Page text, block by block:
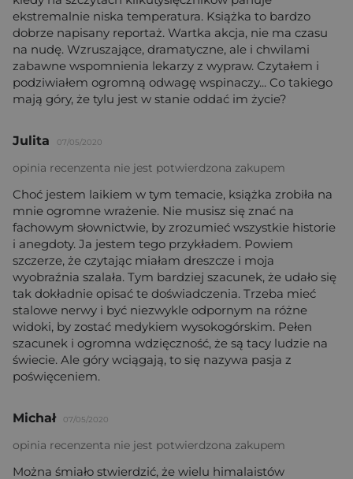
ekstremalnie niska temperatura. Książka to bardzo
dobrze napisany reportaż. Wartka akcja, nie ma czasu
na nudę. Wzruszające, dramatyczne, ale i chwilami
zabawne wspomnienia lekarzy z wypraw. Czytałem i
podziwiałem ogromną odwagę wspinaczy... Co takiego
mają góry, że tylu jest w stanie oddać im życie?
Julita 07/05/2020
opinia recenzenta nie jest potwierdzona zakupem
Choć jestem laikiem w tym temacie, książka zrobiła na
mnie ogromne wrażenie. Nie musisz się znać na
fachowym słownictwie, by zrozumieć wszystkie historie
i anegdoty. Ja jestem tego przykładem. Powiem
szczerze, że czytając miałam dreszcze i moja
wyobraźnia szalała. Tym bardziej szacunek, że udało się
tak dokładnie opisać te doświadczenia. Trzeba mieć
stalowe nerwy i być niezwykle odpornym na różne
widoki, by zostać medykiem wysokogórskim. Pełen
szacunek i ogromna wdzięczność, że są tacy ludzie na
świecie. Ale góry wciągają, to się nazywa pasja z
poświęceniem.
Michał 07/05/2020
opinia recenzenta nie jest potwierdzona zakupem
Można śmiało stwierdzić, że wielu himalaistów